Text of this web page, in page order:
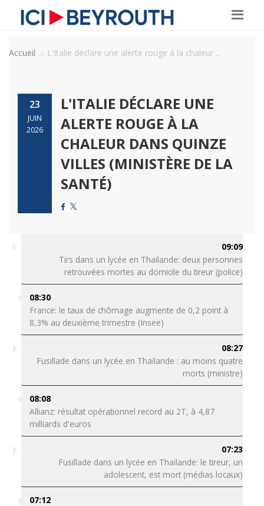
Accueil L'Italie déclare une alerte rouge à la chaleur ...
23
JUIN
2026
L'ITALIE DÉCLARE UNE
ALERTE ROUGE À LA
CHALEUR DANS QUINZE
VILLES (MINISTÈRE DE LA
SANTÉ)
09:09
Tirs dans un lycée en Thaïlande: deux personnes
retrouvées mortes au domicile du tireur (police)
08:30
France: le taux de chômage augmente de 0,2 point à
8,3% au deuxième trimestre (Insee)
08:27
Fusillade dans un lycée en Thaïlande : au moins quatre
morts (ministre)
08:08
Allianz: résultat opérationnel record au 2T, à 4,87
milliards d'euros
07:23
Fusillade dans un lycée en Thaïlande: le tireur, un
adolescent, est mort (médias locaux)
07:12